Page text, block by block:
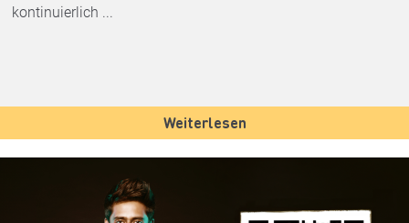
kontinuierlich ...
Weiterlesen